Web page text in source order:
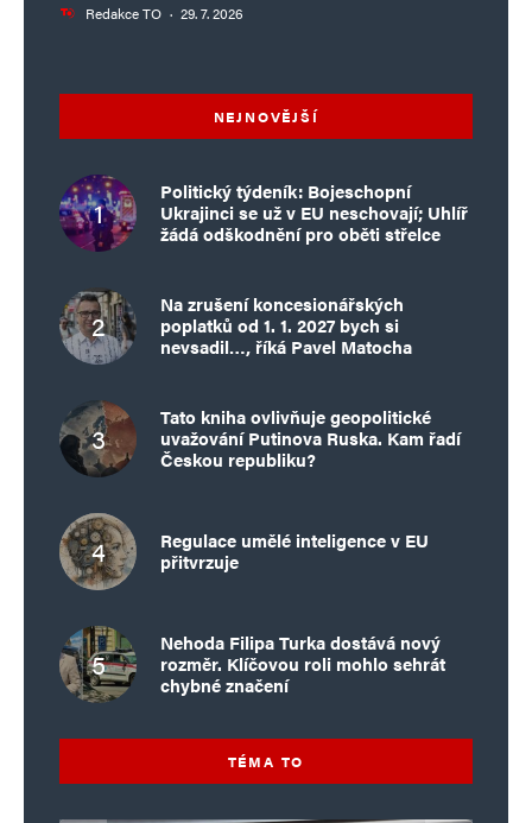
Redakce TO · 29. 7. 2026
NEJNOVĚJŠÍ
Politický týdeník: Bojeschopní
Ukrajinci se už v EU neschovají; Uhlíř
žádá odškodnění pro oběti střelce
Na zrušení koncesionářských
poplatků od 1. 1. 2027 bych si
nevsadil…, říká Pavel Matocha
Tato kniha ovlivňuje geopolitické
uvažování Putinova Ruska. Kam řadí
Českou republiku?
Regulace umělé inteligence v EU
přitvrzuje
Nehoda Filipa Turka dostává nový
rozměr. Klíčovou roli mohlo sehrát
chybné značení
TÉMA TO